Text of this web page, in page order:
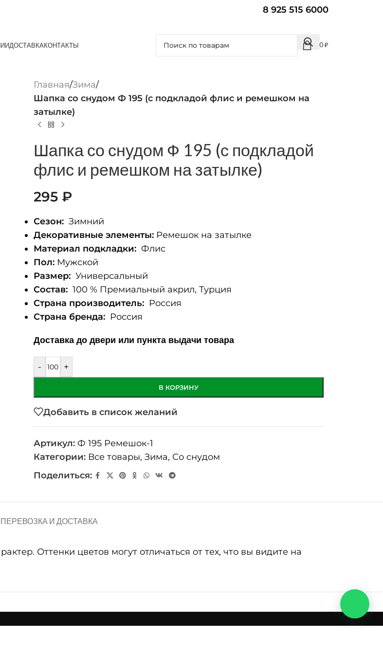
8 925 515 6000
ДОСТАВКАКОНТАКТЫ 0₽
Главная/Зима/
Шапка со снудом Ф 195 (с подкладой флис и ремешком на
затылке)
Шапка со снудом Ф 195 (с подкладой
флис и ремешком на затылке)
295 ₽
Сезон:Зимний
Декоративные элементы:Ремешок на затылке
Материал подкладки:Флис
Пол:Мужской
Размер:Универсальный
Состав:100 % Премиальный акрил, Турция
Страна производитель:Россия
Страна бренда:Россия
Доставка до двери или пункта выдачи товара
- +
В КОРЗИНУ
Добавить в список желаний
Артикул: Ф 195 Ремешок-1
Категории: Все товары, Зима, Со снудом
Поделиться:
ПЕРЕВОЗКА И ДОСТАВКА
Оттенки цветов могут отличаться от тех, что вы видите на